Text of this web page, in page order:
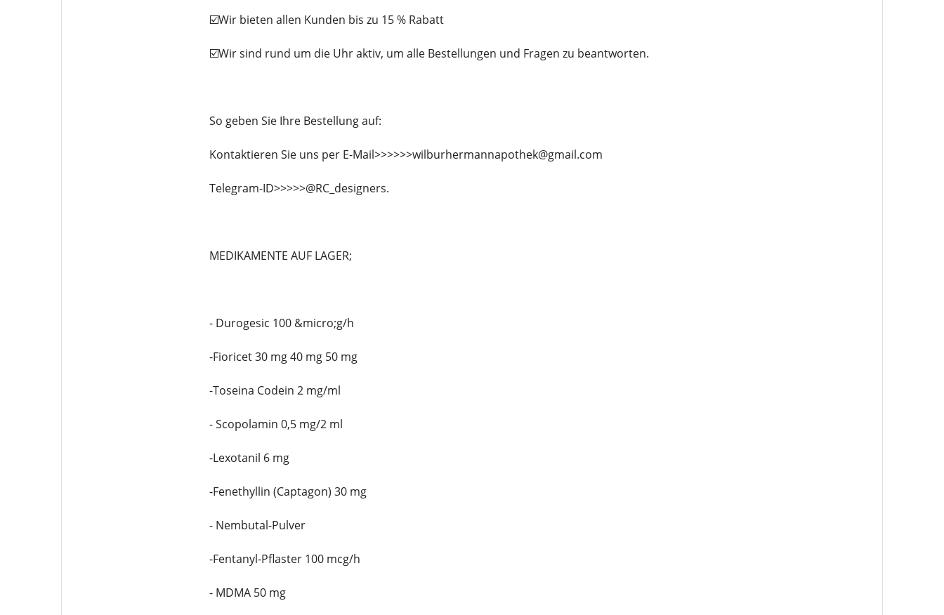
☑️Wir bieten allen Kunden bis zu 15 % Rabatt
☑️Wir sind rund um die Uhr aktiv, um alle Bestellungen und Fragen zu beantworten.
So geben Sie Ihre Bestellung auf:
Kontaktieren Sie uns per E-Mail>>>>>>wilburhermannapothek@gmail.com
Telegram-ID>>>>>@RC_designers.
MEDIKAMENTE AUF LAGER;
- Durogesic 100 &micro;g/h
-Fioricet 30 mg 40 mg 50 mg
-Toseina Codein 2 mg/ml
- Scopolamin 0,5 mg/2 ml
-Lexotanil 6 mg
-Fenethyllin (Captagon) 30 mg
- Nembutal-Pulver
-Fentanyl-Pflaster 100 mcg/h
- MDMA 50 mg